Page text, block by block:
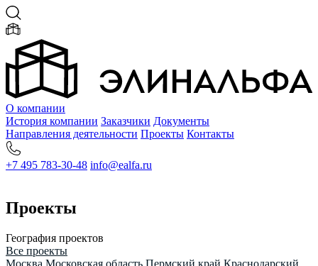
О компании
История компании Заказчики Документы
Направления деятельности Проекты Контакты
+7 495 783-30-48 info@ealfa.ru
Проекты
География проектов
Все проекты
Москва Московская область Пермский край Краснодарский